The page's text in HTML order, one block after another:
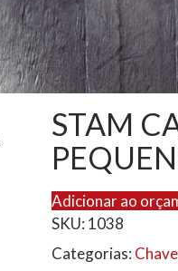
STAM
Adicionar ao
SKU: 1038
Categorias: